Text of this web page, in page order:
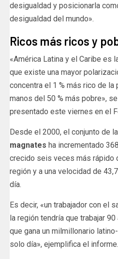
desigualdad y posicionarla
desigualdad del mundo».
Ricos más ricos y
«América Latina y el Caribe es
que existe una mayor
concentra el 1 % más rico de la
manos del 50 % más pobre»,
presentado este viernes en el
Desde el 2000, el conjunto de
magnates ha incrementado
crecido seis veces más rápido
región y a una velocidad de
día.
Es decir, «un trabajador con el
la región tendría que trabajar
que gana un milmillonario
solo día», ejemplifica el informe.